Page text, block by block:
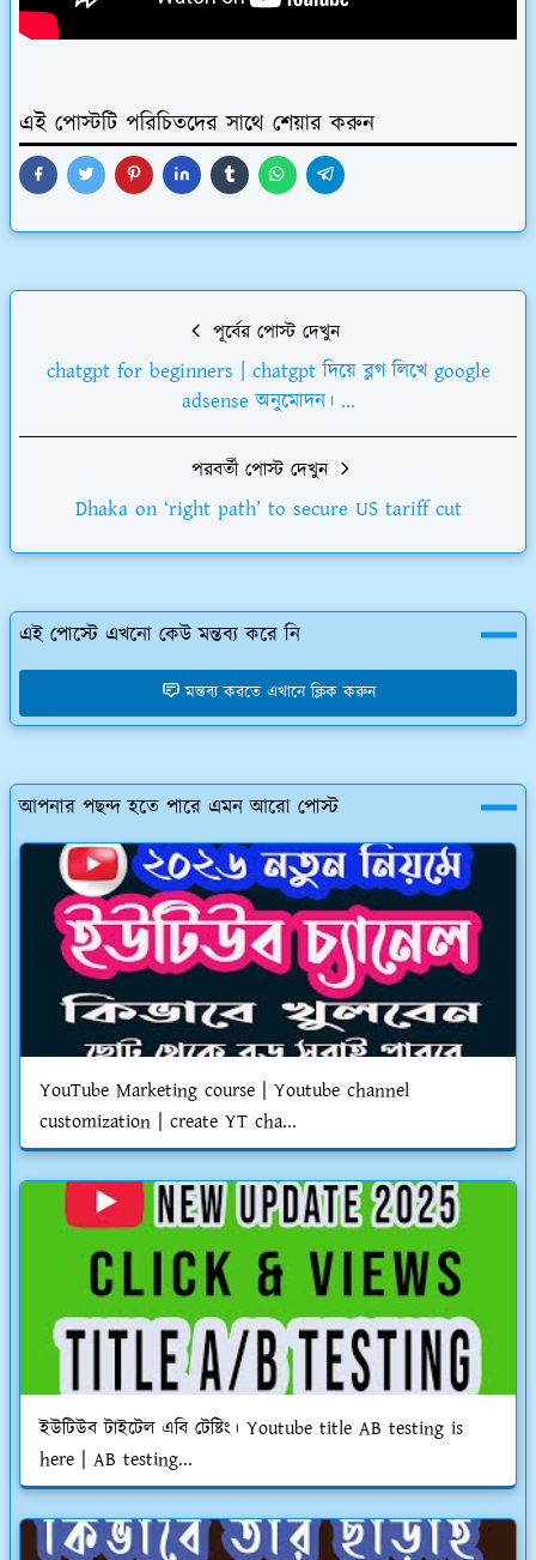
এই পোস্টটি পরিচিতদের সাথে শেয়ার করুন
পূর্বের পোস্ট দেখুন
chatgpt for beginners | chatgpt দিয়ে ব্লগ লিখে google
adsense অনুমোদন। ...
পরবর্তী পোস্ট দেখুন
Dhaka on ‘right path’ to secure US tariff cut
এই পোস্টে এখনো কেউ মন্তব্য করে নি
মন্তব্য করতে এখানে ক্লিক করুন
আপনার পছন্দ হতে পারে এমন আরো পোস্ট
YouTube Marketing course | Youtube channel
customization | create YT cha...
ইউটিউব টাইটেল এবি টেষ্টিং। Youtube title AB testing is
here | AB testing...